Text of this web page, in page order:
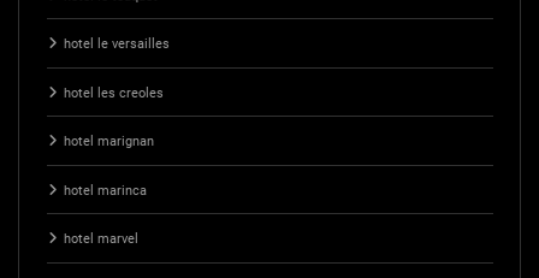
hotel le versailles
hotel les creoles
hotel marignan
hotel marinca
hotel marvel